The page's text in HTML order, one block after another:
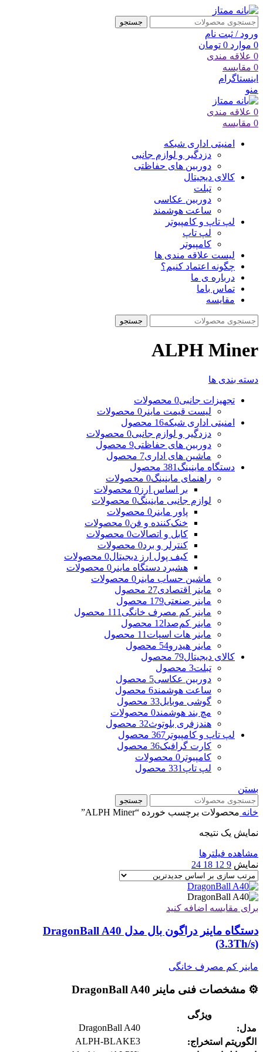
جستجو
ورود / ثبت نام
0 موارد 0 تومان
0 علاقه مندی
0 مقایسه
اینستاگرام
منو
0 علاقه مندی
0 مقایسه
امنیتی اداری شبکه
دزدگیر و لوازم جانبی
دوربین های حفاظتی
کالای دیجیتال
تبلت
دوربین عکاسی
ساعت هوشمند
لپ تاپ و کامپیوتر
لپ تاپ
کامپیوتر
لیست علاقه مندی ها
چگونه اعتماد کنیم؟
درباره ی ما
تماس باما
مقایسه
جستجو
ALPH Miner
دسته بندی ها
تجهیزات جانبی0 محصولات
لیست قیمت ماینر 0 محصولات
امنیتی اداری شبکه16 محصول
دزدگیر و لوازم جانبی0 محصولات
دوربین های حفاظتی9 محصول
ماشین های اداری7 محصول
دستگاه ماینینگ 381 محصول
راهنمای ماینینگ0 محصولات
بر اساس ارز 0 محصولات
لوازم جانبی ماینینگ0 محصولات
پاور ماینر 0 محصولات
خنک‌کننده و فن0 محصولات
کابل و اتصالات0 محصولات
کنترلر و برد0 محصولات
کیف پول ارز دیجیتال0 محصولات
هشبرد دستگاه ماینر 0 محصولات
ماشین حساب ماینر 0 محصولات
ماینر اقتصادی27 محصول
ماینر صنعتی179 محصول
ماینر کم مصرف خانگی 111 محصول
ماینر کم‌صدا 12 محصول
ماینر هات اسپات 11 محصول
ماینر هیدرو54 محصول
کالای دیجیتال79 محصول
تبلت3 محصول
دوربین عکاسی5 محصول
ساعت هوشمند6 محصول
گوشی موبایل33 محصول
مچ بند هوشمند0 محصولات
هندزفری بلوتوث32 محصول
لپ تاپ و کامپیوتر 367 محصول
کارت گرافیک36 محصول
کامپیوتر 0 محصولات
لپ تاپ 331 محصول
بستن
جستجو
خانه محصولات برچسب خورده “ALPH Miner”
نمایش یک نتیجه
مشاهده فیلترها
نمایش 9
12
18
24
برای مقایسه اضافه کنید
دستگاه ماینر دراگون بال مدل DragonBall A40
(3.3Th/s)
ماینر کم مصرف خانگی
⚙️ مشخصات فنی ماینر DragonBall A40
ویژگی
مدل:
DragonBall A40
الگوریتم استخراج:
ALPH-BLAKE3